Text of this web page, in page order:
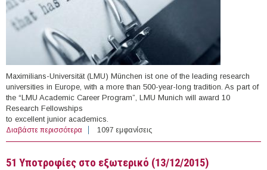
Maximilians-Universität (LMU) München ist one of the leading research
universities in Europe, with a more than 500-year-long tradition. As part of
the “LMU Academic Career Program”, LMU Munich will award 10
Research Fellowships
to excellent junior academics.
Διαβάστε περισσότερα για Ten (10) Research Fellowships, Ludwig Maximilian
University of Munich, Germany (2016)
1097 εμφανίσεις
51 Υποτροφίες στο εξωτερικό (13/12/2015)